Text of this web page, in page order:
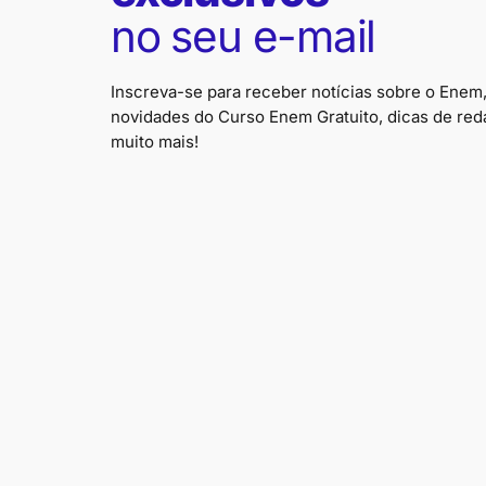
no seu e-mail
Inscreva-se para receber notícias sobre o Enem,
novidades do Curso Enem Gratuito, dicas de
muito mais!